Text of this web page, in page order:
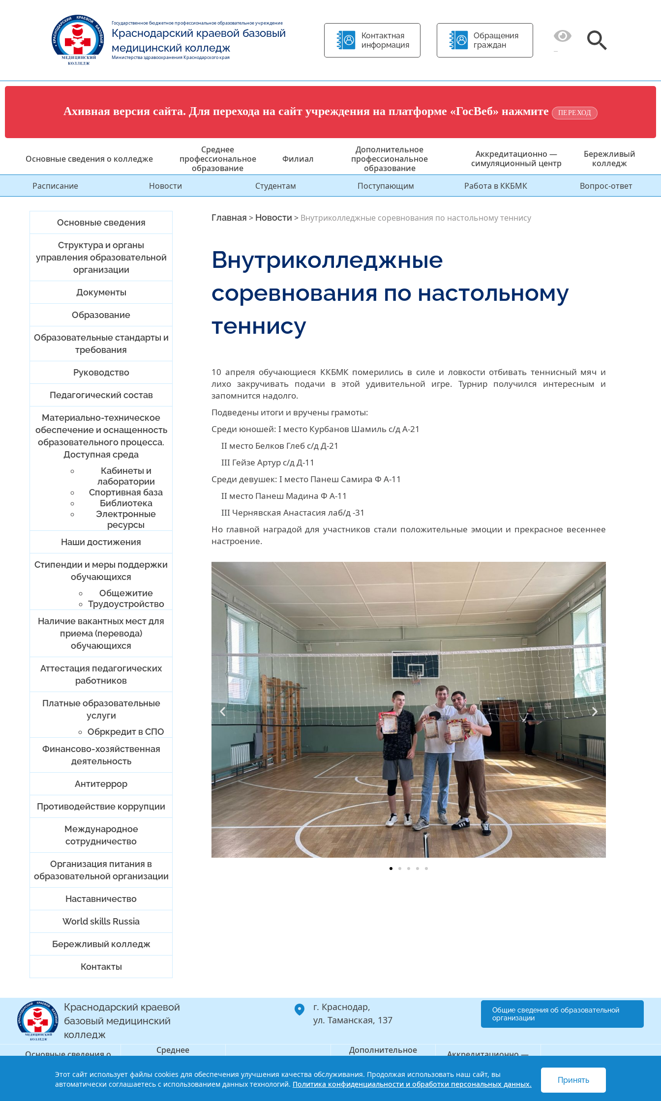
Государственное бюджетное профессиональное образовательное учреждение
Краснодарский краевой базовый
медицинский колледж
Министерства здравоохранения Краснодарского края
Контактная
информация
Обращения
граждан
Ахивная версия сайта. Для перехода на сайт учреждения на платформе «ГосВеб» нажмите ПЕРЕХОД
Основные сведения о колледже
Среднее
профессиональное
образование
Филиал
Дополнительное
профессиональное
образование
Аккредитационно —
симуляционный центр
Бережливый
колледж
Расписание Новости Студентам Поступающим Работа в ККБМК Вопрос-ответ
Основные сведения
Структура и органы
управления образовательной
организации
Документы
Образование
Образовательные стандарты и
требования
Руководство
Педагогический состав
Материально-техническое
обеспечение и оснащенность
образовательного процесса.
Доступная среда
Кабинеты и
лаборатории
Спортивная база
Библиотека
Электронные
ресурсы
Наши достижения
Стипендии и меры поддержки
обучающихся
Общежитие
Трудоустройство
Наличие вакантных мест для
приема (перевода)
обучающихся
Аттестация педагогических
работников
Платные образовательные
услуги
Обркредит в СПО
Финансово-хозяйственная
деятельность
Антитеррор
Противодействие коррупции
Международное
сотрудничество
Организация питания в
образовательной организации
Наставничество
World skills Russia
Бережливый колледж
Контакты
Главная > Новости > Внутриколледжные соревнования по настольному теннису
Внутриколледжные
соревнования по настольному
теннису
10 апреля обучающиеся ККБМК померились в силе и ловкости отбивать теннисный мяч и
лихо закручивать подачи в этой удивительной игре. Турнир получился интересным и
запомнится надолго.
Подведены итоги и вручены грамоты:
Среди юношей: I место Курбанов Шамиль с/д А-21
II место Белков Глеб с/д Д-21
III Гейзе Артур с/д Д-11
Среди девушек: I место Панеш Самира Ф А-11
II место Панеш Мадина Ф А-11
III Чернявская Анастасия лаб/д -31
Но главной наградой для участников стали положительные эмоции и прекрасное весеннее
настроение.
Краснодарский краевой
базовый медицинский
колледж
г. Краснодар,
ул. Таманская, 137
Общие сведения об образовательной
организации
Основные сведения о
Среднее
профессиональное
Филиал
Дополнительное
профессиональное
Аккредитационно —
Бережливый колледж
© 2013-2021 Краснодарский краевой базовый медицинский колледжПолитика конфиденциальности и обработки персональных данных
Этот сайт использует файлы cookies для обеспечения улучшения качества обслуживания. Продолжая использовать наш сайт, вы
автоматически соглашаетесь с использованием данных технологий. Политика конфиденциальности и обработки персональных данных. Принять